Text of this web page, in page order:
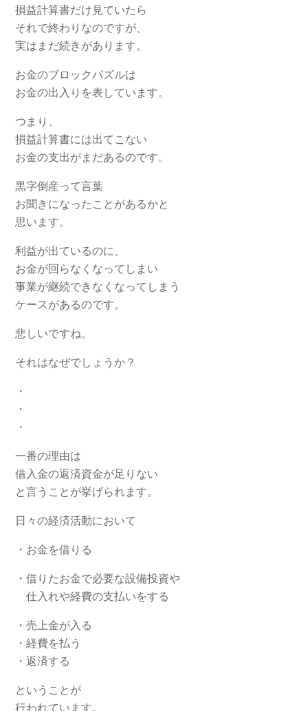
損益計算書だけ見ていたら
それで終わりなのですが、
実はまだ続きがあります。
お金のブロックパズルは
お金の出入りを表しています。
つまり、
損益計算書には出てこない
お金の支出がまだあるのです。
黒字倒産って言葉
お聞きになったことがあるかと
思います。
利益が出ているのに、
お金が回らなくなってしまい
事業が継続できなくなってしまう
ケースがあるのです。
悲しいですね。
それはなぜでしょうか？
・
・
・
一番の理由は
借入金の返済資金が足りない
と言うことが挙げられます。
日々の経済活動において
・お金を借りる
・借りたお金で必要な設備投資や
仕入れや経費の支払いをする
・売上金が入る
・経費を払う
・返済する
ということが
行われています。